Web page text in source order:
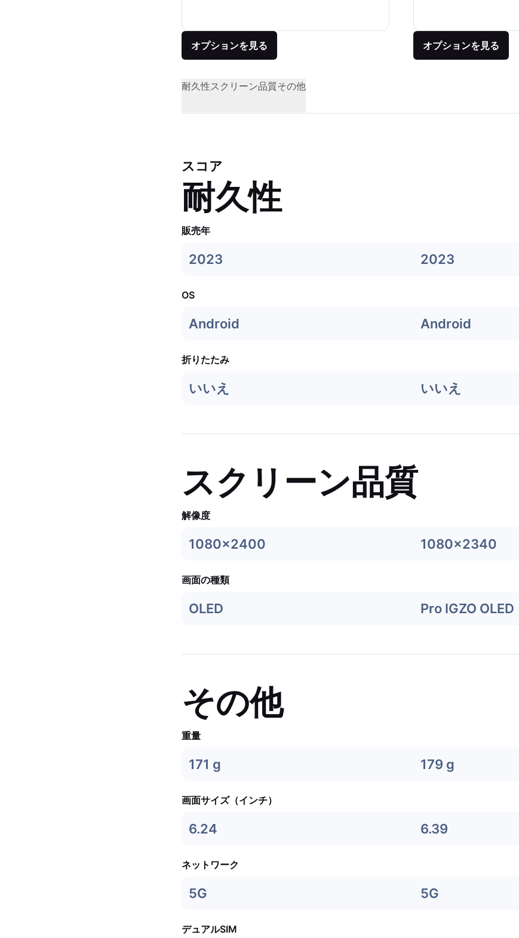
オプションを見る オプションを見る
耐久性スクリーン品質その他
スコア
耐久性
販売年
2023 2023
OS
Android Android
折りたたみ
いいえ いいえ
スクリーン品質
解像度
1080x2400 1080x2340
画面の種類
OLED Pro IGZO OLED
その他
重量
171 g 179 g
画面サイズ（インチ）
6.24 6.39
ネットワーク
5G 5G
デュアルSIM